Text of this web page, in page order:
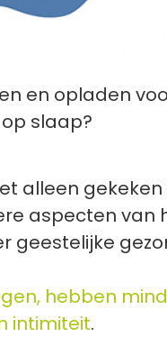
en opladen
slaap?
alleen
aspecten van
geestelijke
hebben
intimiteit.